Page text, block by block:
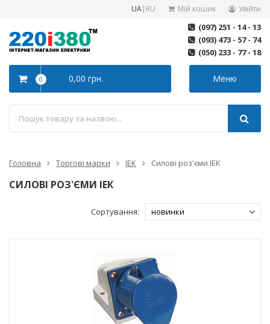
UA| RU Мій кошик Увійти
(097) 251 - 14 - 13
(093) 473 - 57 - 74
(050) 233 - 77 - 18
Меню
0 0,00 грн.
Головна Торгові марки ІЕК Силові роз'єми ІЕК
СИЛОВІ РОЗ'ЄМИ ІЕК
Сортування: